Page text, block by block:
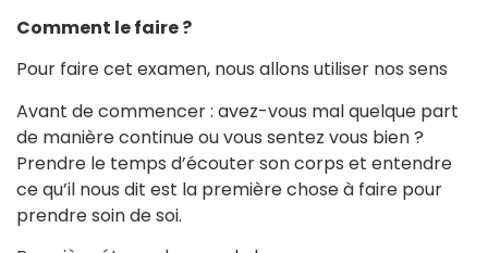
Comment le faire ?
Pour faire cet examen, nous allons utiliser nos sens
Avant de commencer : avez-vous mal quelque part
de manière continue ou vous sentez vous bien ?
Prendre le temps d’écouter son corps et entendre
ce qu’il nous dit est la première chose à faire pour
prendre soin de soi.